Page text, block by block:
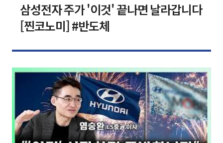
삼성전자 주가 '이것' 끝나면 날라갑니다
[찐코노미] #반도체